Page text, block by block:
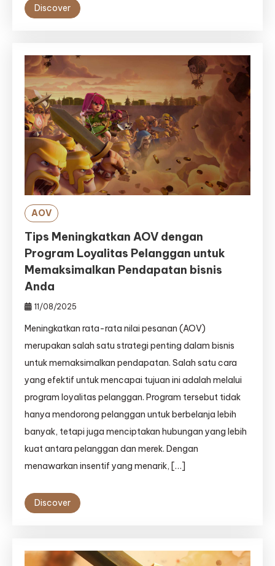
Discover
AOV
Tips Meningkatkan AOV dengan
Program Loyalitas Pelanggan untuk
Memaksimalkan Pendapatan bisnis
Anda
11/08/2025
Meningkatkan rata-rata nilai pesanan (AOV)
merupakan salah satu strategi penting dalam bisnis
untuk memaksimalkan pendapatan. Salah satu cara
yang efektif untuk mencapai tujuan ini adalah melalui
program loyalitas pelanggan. Program tersebut tidak
hanya mendorong pelanggan untuk berbelanja lebih
banyak, tetapi juga menciptakan hubungan yang lebih
kuat antara pelanggan dan merek. Dengan
menawarkan insentif yang menarik, […]
Discover